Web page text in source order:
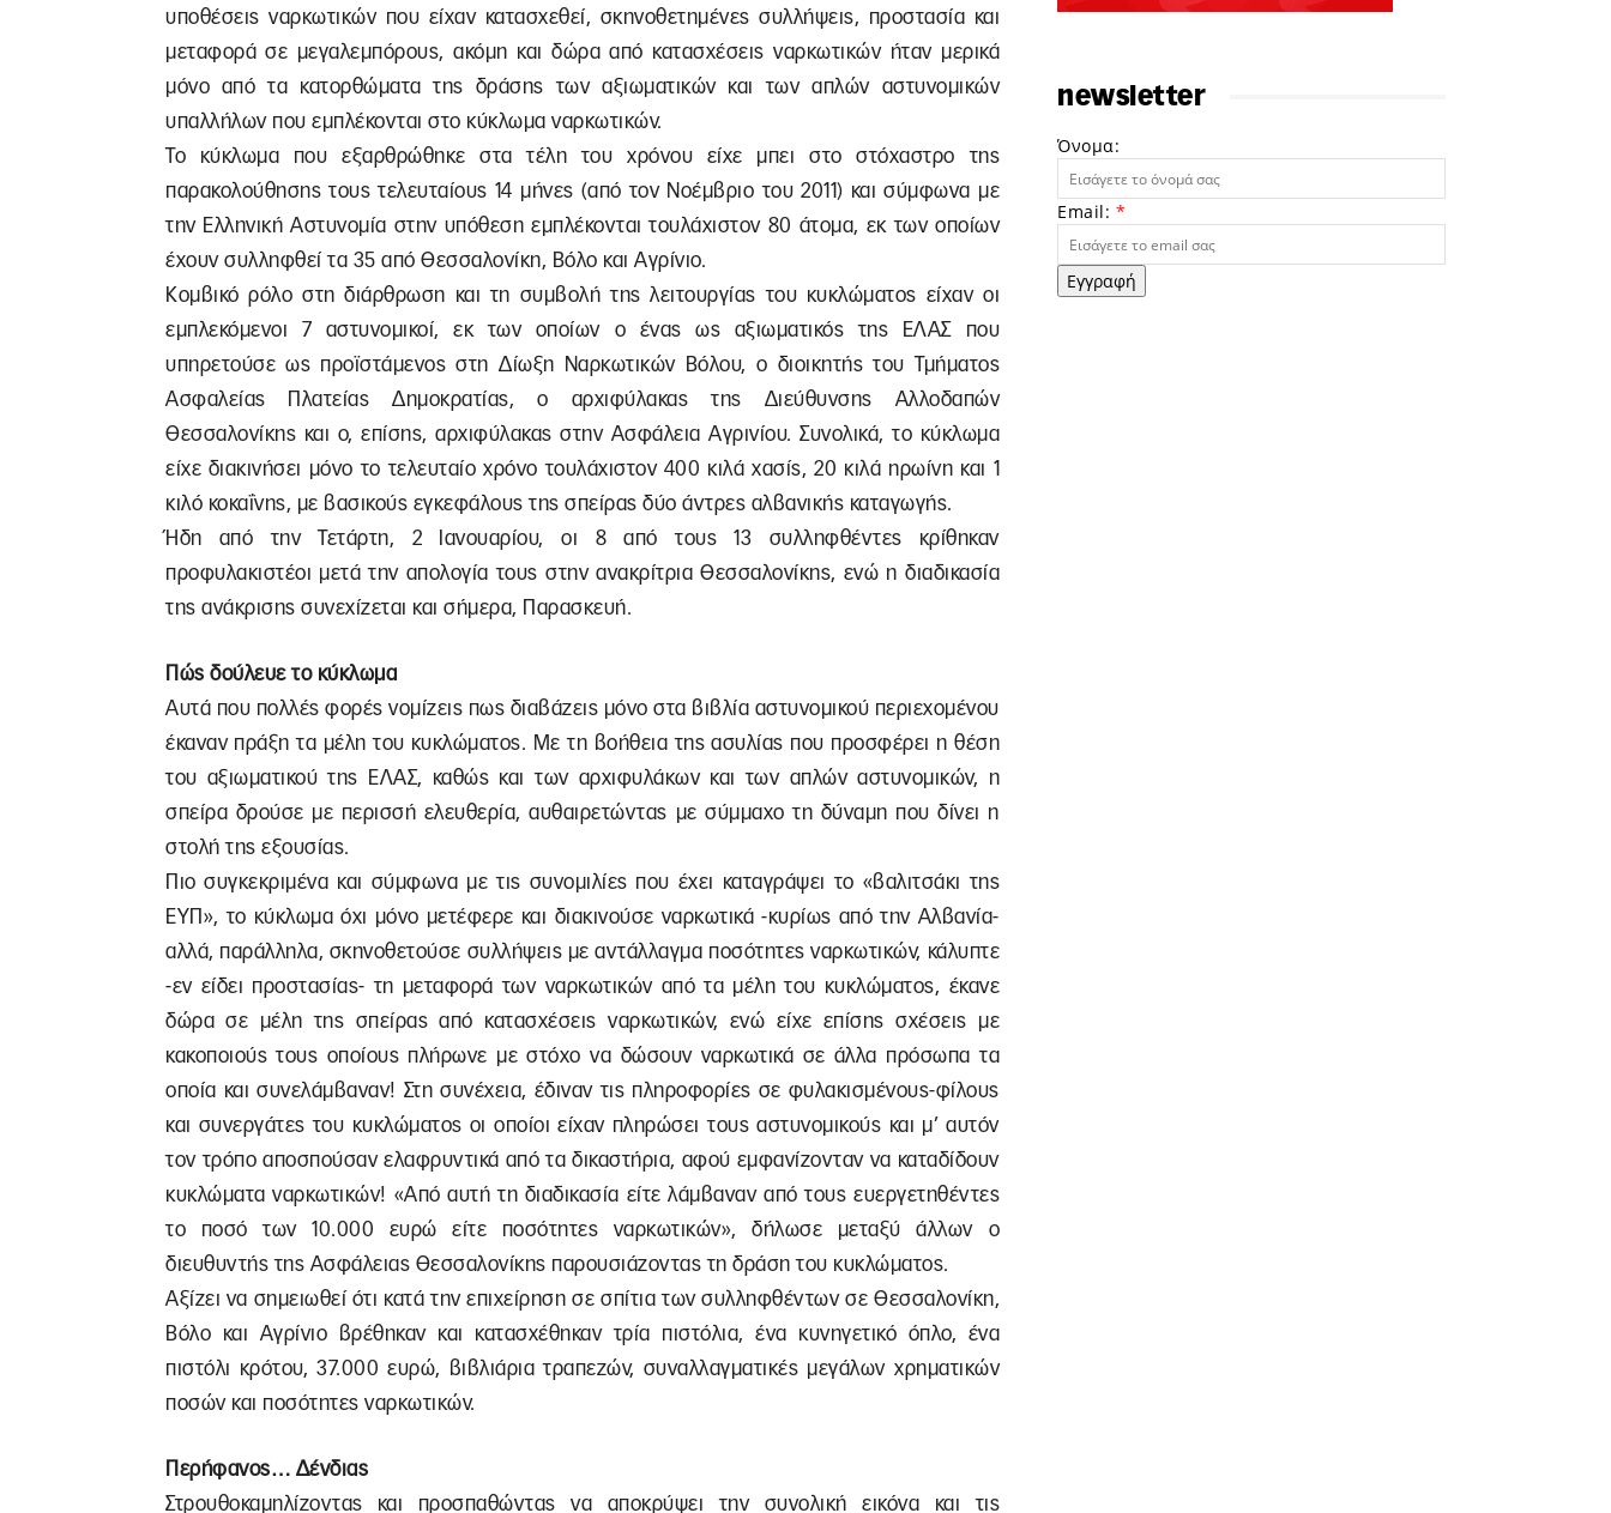
υποθέσεις ναρκωτικών που είχαν κατασχεθεί, σκηνοθετημένες συλλήψεις, προστασία και
μεταφορά σε μεγαλεμπόρους, ακόμη και δώρα από κατασχέσεις ναρκωτικών ήταν μερικά
μόνο από τα κατορθώματα της δράσης των αξιωματικών και των απλών αστυνομικών
υπαλλήλων που εμπλέκονται στο κύκλωμα ναρκωτικών.
Το κύκλωμα που εξαρθρώθηκε στα τέλη του χρόνου είχε μπει στο στόχαστρο της
παρακολούθησης τους τελευταίους 14 μήνες (από τον Νοέμβριο του 2011) και σύμφωνα με
την Ελληνική Αστυνομία στην υπόθεση εμπλέκονται τουλάχιστον 80 άτομα, εκ των οποίων
έχουν συλληφθεί τα 35 από Θεσσαλονίκη, Βόλο και Αγρίνιο.
Κομβικό ρόλο στη διάρθρωση και τη συμβολή της λειτουργίας του κυκλώματος είχαν οι
εμπλεκόμενοι 7 αστυνομικοί, εκ των οποίων ο ένας ως αξιωματικός της ΕΛΑΣ που
υπηρετούσε ως προϊστάμενος στη Δίωξη Ναρκωτικών Βόλου, ο διοικητής του Τμήματος
Ασφαλείας Πλατείας Δημοκρατίας, ο αρχιφύλακας της Διεύθυνσης Αλλοδαπών
Θεσσαλονίκης και ο, επίσης, αρχιφύλακας στην Ασφάλεια Αγρινίου. Συνολικά, το κύκλωμα
είχε διακινήσει μόνο το τελευταίο χρόνο τουλάχιστον 400 κιλά χασίς, 20 κιλά ηρωίνη και 1
κιλό κοκαΐνης, με βασικούς εγκεφάλους της σπείρας δύο άντρες αλβανικής καταγωγής.
Ήδη από την Τετάρτη, 2 Ιανουαρίου, οι 8 από τους 13 συλληφθέντες κρίθηκαν
προφυλακιστέοι μετά την απολογία τους στην ανακρίτρια Θεσσαλονίκης, ενώ η διαδικασία
της ανάκρισης συνεχίζεται και σήμερα, Παρασκευή.
Πώς δούλευε το κύκλωμα
Αυτά που πολλές φορές νομίζεις πως διαβάζεις μόνο στα βιβλία αστυνομικού περιεχομένου
έκαναν πράξη τα μέλη του κυκλώματος. Με τη βοήθεια της ασυλίας που προσφέρει η θέση
του αξιωματικού της ΕΛΑΣ, καθώς και των αρχιφυλάκων και των απλών αστυνομικών, η
σπείρα δρούσε με περισσή ελευθερία, αυθαιρετώντας με σύμμαχο τη δύναμη που δίνει η
στολή της εξουσίας.
Πιο συγκεκριμένα και σύμφωνα με τις συνομιλίες που έχει καταγράψει το «βαλιτσάκι της
ΕΥΠ», το κύκλωμα όχι μόνο μετέφερε και διακινούσε ναρκωτικά -κυρίως από την Αλβανία-
αλλά, παράλληλα, σκηνοθετούσε συλλήψεις με αντάλλαγμα ποσότητες ναρκωτικών, κάλυπτε
-εν είδει προστασίας- τη μεταφορά των ναρκωτικών από τα μέλη του κυκλώματος, έκανε
δώρα σε μέλη της σπείρας από κατασχέσεις ναρκωτικών, ενώ είχε επίσης σχέσεις με
κακοποιούς τους οποίους πλήρωνε με στόχο να δώσουν ναρκωτικά σε άλλα πρόσωπα τα
οποία και συνελάμβαναν! Στη συνέχεια, έδιναν τις πληροφορίες σε φυλακισμένους-φίλους
και συνεργάτες του κυκλώματος οι οποίοι είχαν πληρώσει τους αστυνομικούς και μ’ αυτόν
τον τρόπο αποσπούσαν ελαφρυντικά από τα δικαστήρια, αφού εμφανίζονταν να καταδίδουν
κυκλώματα ναρκωτικών! «Από αυτή τη διαδικασία είτε λάμβαναν από τους ευεργετηθέντες
το ποσό των 10.000 ευρώ είτε ποσότητες ναρκωτικών», δήλωσε μεταξύ άλλων ο
διευθυντής της Ασφάλειας Θεσσαλονίκης παρουσιάζοντας τη δράση του κυκλώματος.
Αξίζει να σημειωθεί ότι κατά την επιχείρηση σε σπίτια των συλληφθέντων σε Θεσσαλονίκη,
Βόλο και Αγρίνιο βρέθηκαν και κατασχέθηκαν τρία πιστόλια, ένα κυνηγετικό όπλο, ένα
πιστόλι κρότου, 37.000 ευρώ, βιβλιάρια τραπεζών, συναλλαγματικές μεγάλων χρηματικών
ποσών και ποσότητες ναρκωτικών.
Περήφανος… Δένδιας
Στρουθοκαμηλίζοντας και προσπαθώντας να αποκρύψει την συνολική εικόνα και τις
newsletter
Όνομα:
Email: *
Εγγραφή